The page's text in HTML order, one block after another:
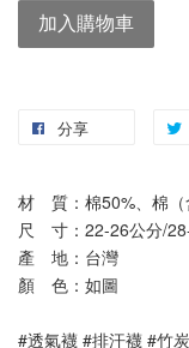
加入購物車
分享
材　質：棉50%、棉
尺　寸：22-26公分/
產　地：台灣
顏　色：如圖
#透氣襪 #排汗襪 #竹